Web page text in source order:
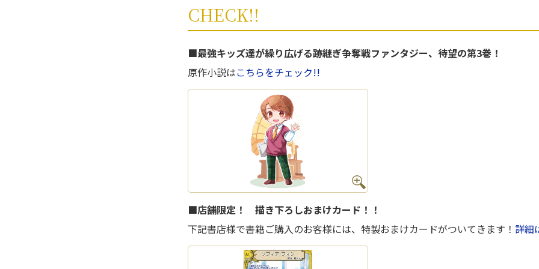
CHECK!!
■最強キッズ達が繰り広げる跡継ぎ争奪戦ファンタジー、待望の第3巻！
原作小説はこちらをチェック!!
■店舗限定！ 描き下ろしおまけカード！！
下記書店様で書籍ご購入のお客様には、特製おまけカードがついてきます！ 詳細